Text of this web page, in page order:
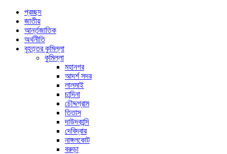
প্রচ্ছদ
জাতীয়
আর্ন্তজাতিক
অর্থনীতি
বৃহত্তর কুমিল্লা
কুমিল্লা
মহানগর
আদর্শ সদর
লালমাই
চান্দিনা
চৌদ্দগ্রাম
তিতাস
দাউদকান্দি
দেবিদ্বার
নাঙ্গলকোট
বরুড়া